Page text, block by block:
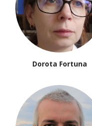
Dorota Fortuna